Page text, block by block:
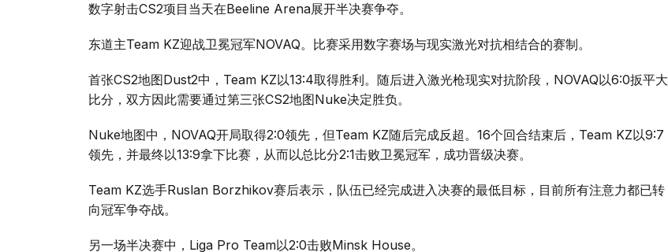
数字射击CS2项目当天在Beeline Arena展开半决赛争夺。
东道主Team KZ迎战卫冕冠军NOVAQ。比赛采用数字赛场与现实激光对抗相结合的赛制。
首张CS2地图Dust2中，Team KZ以13:4取得胜利。随后进入激光枪现实对抗阶段，NOVAQ以6:0扳平大
比分，双方因此需要通过第三张CS2地图Nuke决定胜负。
Nuke地图中，NOVAQ开局取得2:0领先，但Team KZ随后完成反超。16个回合结束后，Team KZ以9:7
领先，并最终以13:9拿下比赛，从而以总比分2:1击败卫冕冠军，成功晋级决赛。
Team KZ选手Ruslan Borzhikov赛后表示，队伍已经完成进入决赛的最低目标，目前所有注意力都已转
向冠军争夺战。
另一场半决赛中，Liga Pro Team以2:0击败Minsk House。